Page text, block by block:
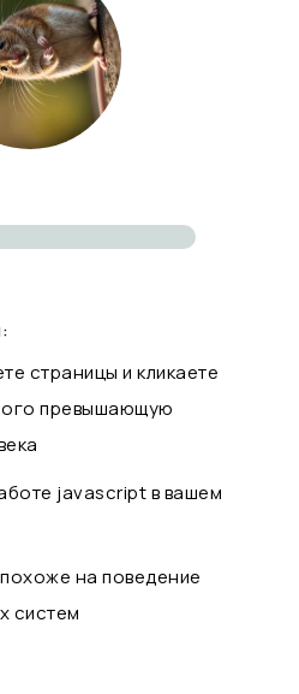
страницы и кликаете
превышающую
javascript в вашем
на поведение
систем